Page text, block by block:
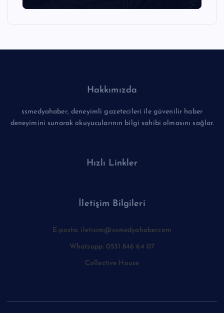
Hakkımızda
ssmedyahaber, deneyimli gazetecileri ile güvenilir haber
deneyimini sunarak okuyucularının bilgi sahibi olmasını sağlar.
Hızlı Linkler
İletişim Bilgileri
E-posta: iletisim@ssmedyahaber.com
Whatsapp: 0531 846 64 07
Collective House